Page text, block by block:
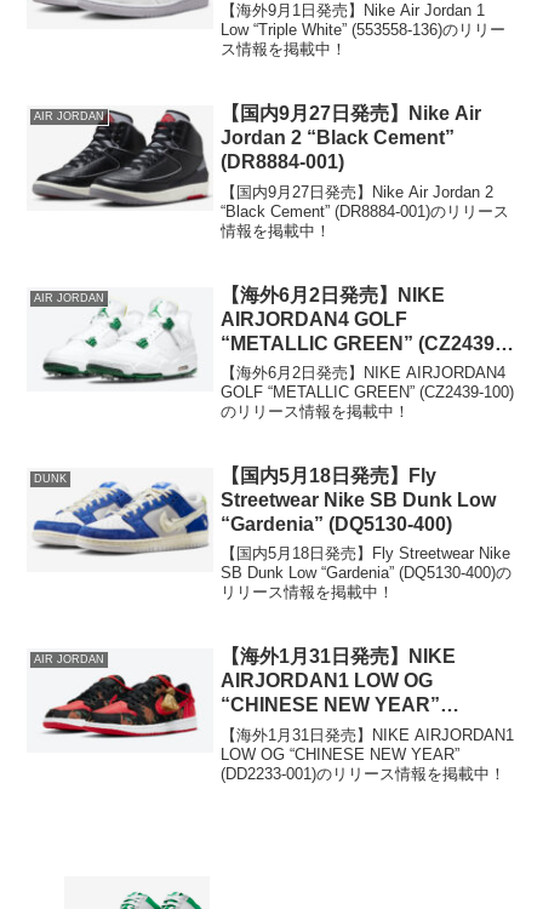
【海外9月1日発売】Nike Air Jordan 1
Low “Triple White” (553558-136)のリリー
ス情報を掲載中！
AIR JORDAN
【国内9月27日発売】Nike Air
Jordan 2 “Black Cement”
(DR8884-001)
【国内9月27日発売】Nike Air Jordan 2
“Black Cement” (DR8884-001)のリリース
情報を掲載中！
AIR JORDAN
【海外6月2日発売】NIKE
AIRJORDAN4 GOLF
“METALLIC GREEN” (CZ2439-
100)
【海外6月2日発売】NIKE AIRJORDAN4
GOLF “METALLIC GREEN” (CZ2439-100)
のリリース情報を掲載中！
DUNK
【国内5月18日発売】Fly
Streetwear Nike SB Dunk Low
“Gardenia” (DQ5130-400)
【国内5月18日発売】Fly Streetwear Nike
SB Dunk Low “Gardenia” (DQ5130-400)の
リリース情報を掲載中！
AIR JORDAN
【海外1月31日発売】NIKE
AIRJORDAN1 LOW OG
“CHINESE NEW YEAR”
(DD2233-001)
【海外1月31日発売】NIKE AIRJORDAN1
LOW OG “CHINESE NEW YEAR”
(DD2233-001)のリリース情報を掲載中！